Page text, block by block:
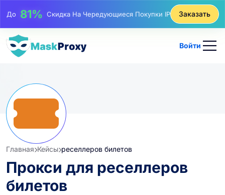
81%
Заказать
Войти
Главная Кейсы реселлеров билетов
Прокси для реселлеров
билетов